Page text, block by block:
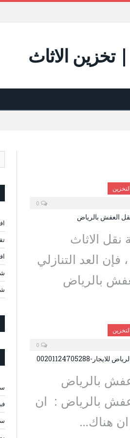
الاثاث
العفش بالرياض
الاثاث
فإن العد التنازلي
بالرياض
00201124705288
بالرياض
بالرياض : ان
ان هناك…
افضل 10